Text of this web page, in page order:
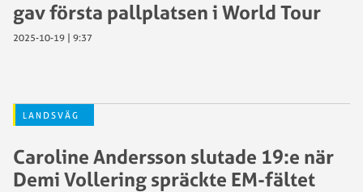
gav första pallplatsen i World Tour
2025-10-19 | 9:37
LANDSVÄG
Caroline Andersson slutade 19:e när
Demi Vollering spräckte EM-fältet